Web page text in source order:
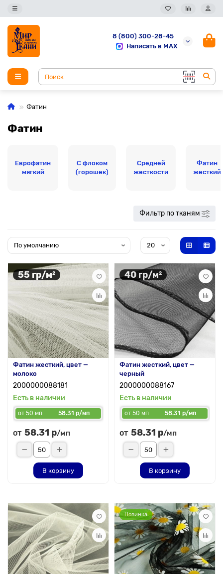
8 (800) 300-28-45
Написать в MAX
Фатин
Фатин
Еврофатин
мягкий
С флоком
(горошек)
Средней
жесткости
Фатин
жесткий
Фильтр по тканям
55 гр/м²
Фатин жесткий, цвет —
молоко
2000000088181
Есть в наличии
от 50 мп 58.31 р/мп
от 58.31 р/мп
В корзину
40 гр/м²
Фатин жесткий, цвет —
черный
2000000088167
Есть в наличии
от 50 мп 58.31 р/мп
от 58.31 р/мп
В корзину
Новинка